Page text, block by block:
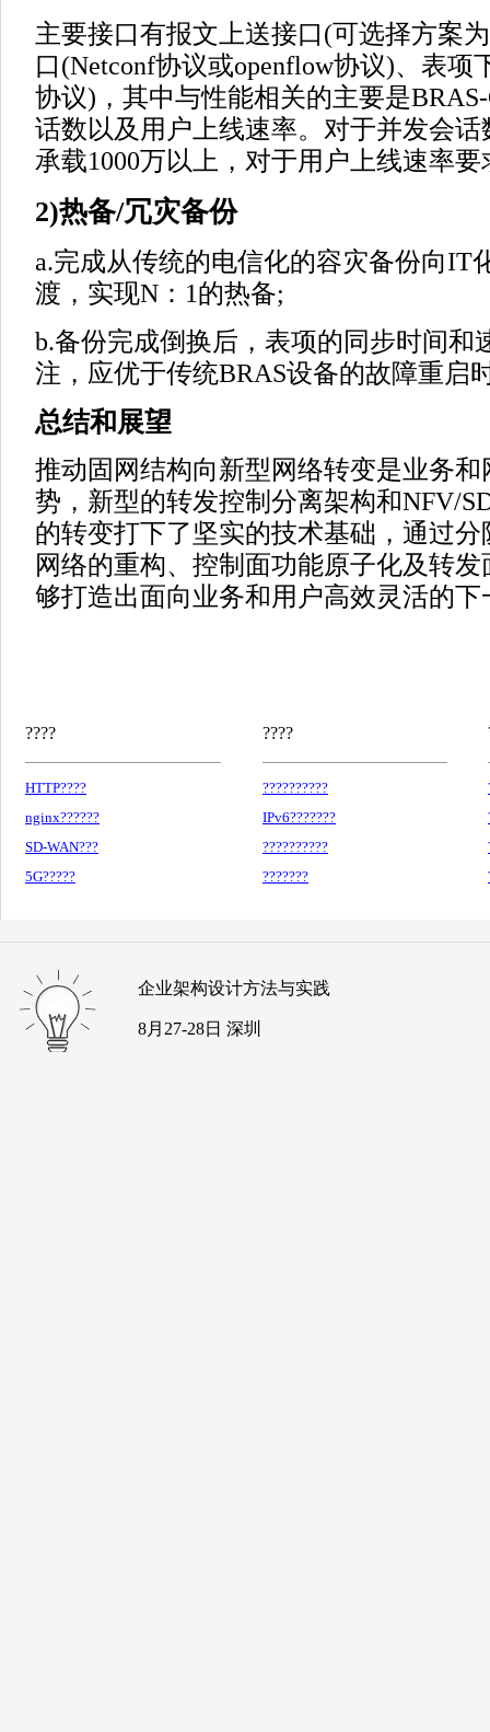
主要接口有报文上送接口(可选择方案
口(Netconf协议或openflow协议)、表项
协议)，其中与性能相关的主要是
话数以及用户上线速率。对于并发会话
承载1000万以上，对于用户上线速率
2)热备/冗灾备份
a.完成从传统的电信化的容灾备份向IT
渡，实现N：1的热备;
b.备份完成倒换后，表项的同步时间和
注，应优于传统BRAS设备的故障重启
总结和展望
推动固网结构向新型网络转变是业务
势，新型的转发控制分离架构和NFV/
的转变打下了坚实的技术基础，通过
网络的重构、控制面功能原子化及转
够打造出面向业务和用户高效灵活的
????
HTTP????
nginx??????
SD-WAN???
5G?????
????
??????????
IPv6???????
??????????
???????